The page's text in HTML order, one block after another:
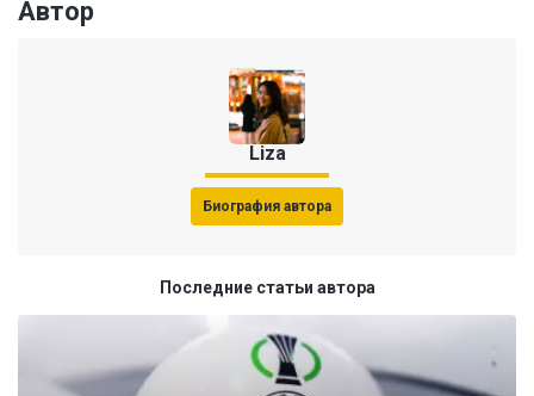
Автор
Liza
Биография автора
Последние статьи автора